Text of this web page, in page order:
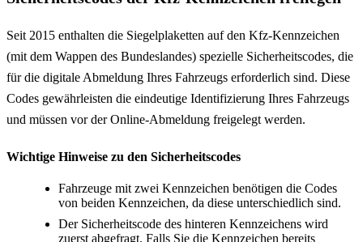
Seit 2015 enthalten die Siegelplaketten auf den Kfz-Kennzeichen
(mit dem Wappen des Bundeslandes) spezielle Sicherheitscodes, die
für die digitale Abmeldung Ihres Fahrzeugs erforderlich sind. Diese
Codes gewährleisten die eindeutige Identifizierung Ihres Fahrzeugs
und müssen vor der Online-Abmeldung freigelegt werden.
Wichtige Hinweise zu den Sicherheitscodes
Fahrzeuge mit zwei Kennzeichen benötigen die Codes
von beiden Kennzeichen, da diese unterschiedlich sind.
Der Sicherheitscode des hinteren Kennzeichens wird
zuerst abgefragt. Falls Sie die Kennzeichen bereits